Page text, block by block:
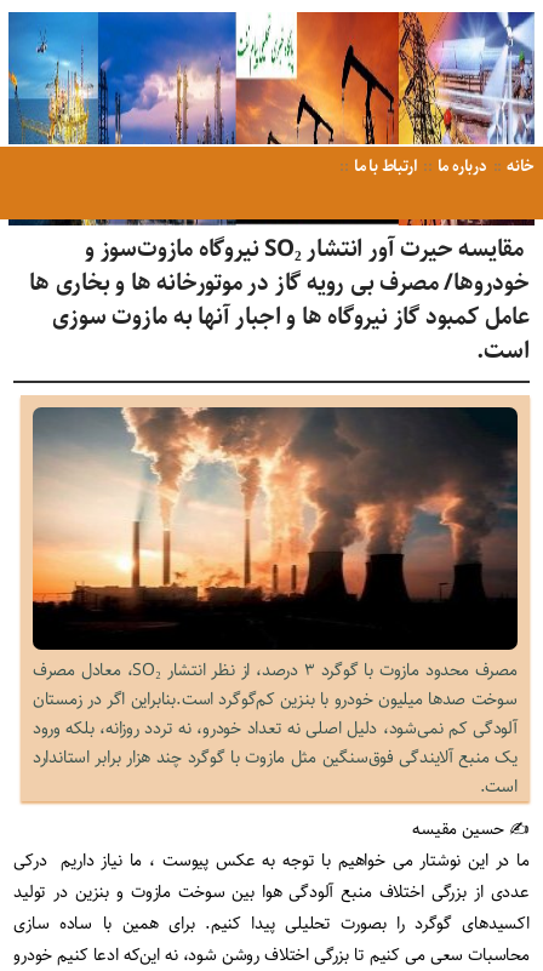
خانه درباره ما ارتباط با ما
‍ مقایسه حیرت آور انتشار SO₂ نیروگاه مازوت‌سوز و
خودروها/ مصرف بی رویه گاز در موتورخانه ها و بخاری ها
عامل کمبود گاز نیروگاه ها و اجبار آنها به مازوت سوزی
است.
مصرف محدود مازوت با گوگرد ۳ درصد، از نظر انتشار SO₂، معادل مصرف
سوخت صدها میلیون خودرو با بنزین کم‌گوگرد است.بنابراین اگر در زمستان
آلودگی کم نمی‌شود، دلیل اصلی نه تعداد خودرو، نه تردد روزانه، بلکه ورود
یک منبع آلایندگی فوق‌سنگین مثل مازوت با گوگرد چند هزار برابر استاندارد
است.
​✍️ حسین مقیسه
ما در این نوشتار می خواهیم با توجه به عکس پیوست ، ما نیاز داریم درکی
عددی از بزرگی اختلاف منبع آلودگی هوا بین سوخت مازوت و بنزین در تولید
اکسیدهای گوگرد را بصورت تحلیلی پیدا کنیم. برای همین با ساده سازی
محاسبات سعی می کنیم تا بزرگی اختلاف روشن شود، نه این‌که ادعا کنیم خودرو